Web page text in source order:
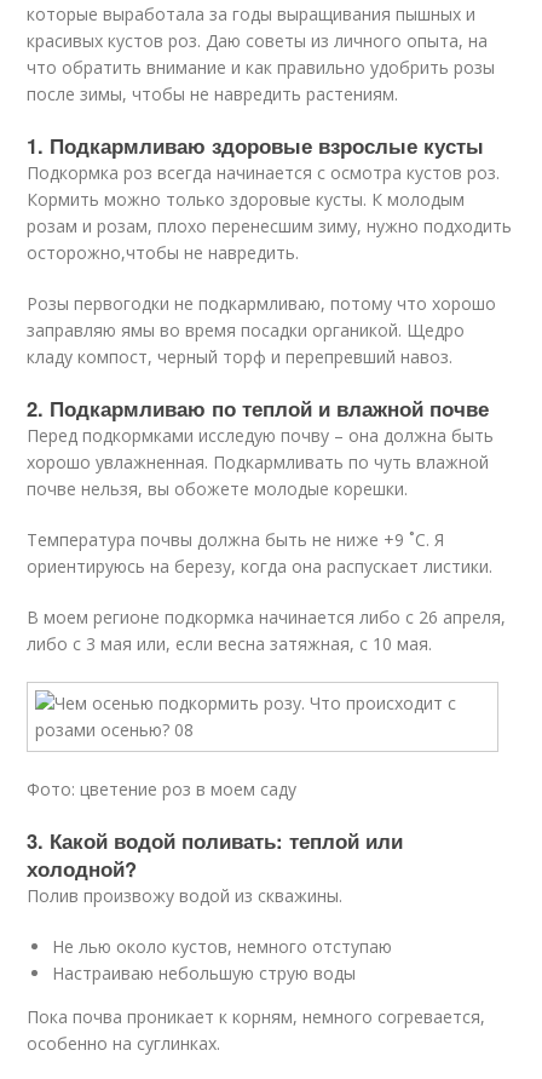
которые выработала за годы выращивания пышных и
красивых кустов роз. Даю советы из личного опыта, на
что обратить внимание и как правильно удобрить розы
после зимы, чтобы не навредить растениям.
1. Подкармливаю здоровые взрослые кусты
Подкормка роз всегда начинается с осмотра кустов роз.
Кормить можно только здоровые кусты. К молодым
розам и розам, плохо перенесшим зиму, нужно подходить
осторожно,чтобы не навредить.
Розы первогодки не подкармливаю, потому что хорошо
заправляю ямы во время посадки органикой. Щедро
кладу компост, черный торф и перепревший навоз.
2. Подкармливаю по теплой и влажной почве
Перед подкормками исследую почву – она должна быть
хорошо увлажненная. Подкармливать по чуть влажной
почве нельзя, вы обожете молодые корешки.
Температура почвы должна быть не ниже +9 ˚C. Я
ориентируюсь на березу, когда она распускает листики.
В моем регионе подкормка начинается либо с 26 апреля,
либо с 3 мая или, если весна затяжная, с 10 мая.
Фото: цветение роз в моем саду
3. Какой водой поливать: теплой или
холодной?
Полив произвожу водой из скважины.
Не лью около кустов, немного отступаю
Настраиваю небольшую струю воды
Пока почва проникает к корням, немного согревается,
особенно на суглинках.